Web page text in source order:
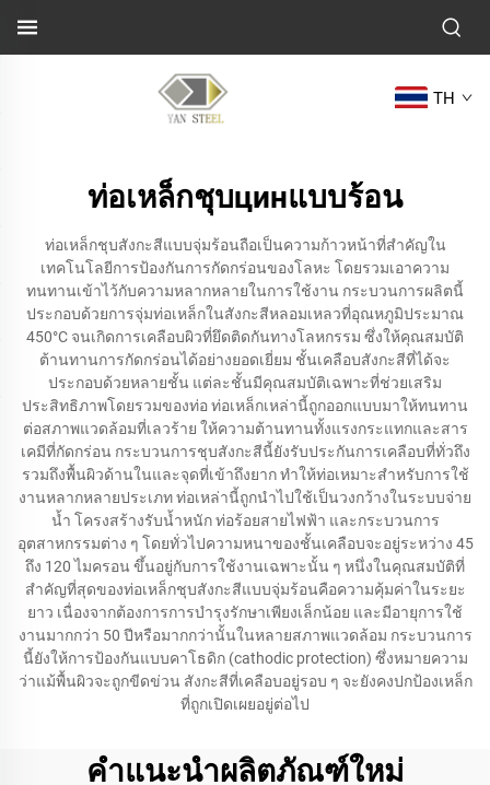
TH
ท่อเหล็กชุบцинแบบร้อน
ท่อเหล็กชุบสังกะสีแบบจุ่มร้อนถือเป็นความก้าวหน้าที่สำคัญใน
เทคโนโลยีการป้องกันการกัดกร่อนของโลหะ โดยรวมเอาความ
ทนทานเข้าไว้กับความหลากหลายในการใช้งาน กระบวนการผลิตนี้
ประกอบด้วยการจุ่มท่อเหล็กในสังกะสีหลอมเหลวที่อุณหภูมิประมาณ
450°C จนเกิดการเคลือบผิวที่ยึดติดกันทางโลหกรรม ซึ่งให้คุณสมบัติ
ต้านทานการกัดกร่อนได้อย่างยอดเยี่ยม ชั้นเคลือบสังกะสีที่ได้จะ
ประกอบด้วยหลายชั้น แต่ละชั้นมีคุณสมบัติเฉพาะที่ช่วยเสริม
ประสิทธิภาพโดยรวมของท่อ ท่อเหล็กเหล่านี้ถูกออกแบบมาให้ทนทาน
ต่อสภาพแวดล้อมที่เลวร้าย ให้ความต้านทานทั้งแรงกระแทกและสาร
เคมีที่กัดกร่อน กระบวนการชุบสังกะสีนี้ยังรับประกันการเคลือบที่ทั่วถึง
รวมถึงพื้นผิวด้านในและจุดที่เข้าถึงยาก ทำให้ท่อเหมาะสำหรับการใช้
งานหลากหลายประเภท ท่อเหล่านี้ถูกนำไปใช้เป็นวงกว้างในระบบจ่าย
น้ำ โครงสร้างรับน้ำหนัก ท่อร้อยสายไฟฟ้า และกระบวนการ
อุตสาหกรรมต่าง ๆ โดยทั่วไปความหนาของชั้นเคลือบจะอยู่ระหว่าง 45
ถึง 120 ไมครอน ขึ้นอยู่กับการใช้งานเฉพาะนั้น ๆ หนึ่งในคุณสมบัติที่
สำคัญที่สุดของท่อเหล็กชุบสังกะสีแบบจุ่มร้อนคือความคุ้มค่าในระยะ
ยาว เนื่องจากต้องการการบำรุงรักษาเพียงเล็กน้อย และมีอายุการใช้
งานมากกว่า 50 ปีหรือมากกว่านั้นในหลายสภาพแวดล้อม กระบวนการ
นี้ยังให้การป้องกันแบบคาโธดิก (cathodic protection) ซึ่งหมายความ
ว่าแม้พื้นผิวจะถูกขีดข่วน สังกะสีที่เคลือบอยู่รอบ ๆ จะยังคงปกป้องเหล็ก
ที่ถูกเปิดเผยอยู่ต่อไป
คำแนะนำผลิตภัณฑ์ใหม่